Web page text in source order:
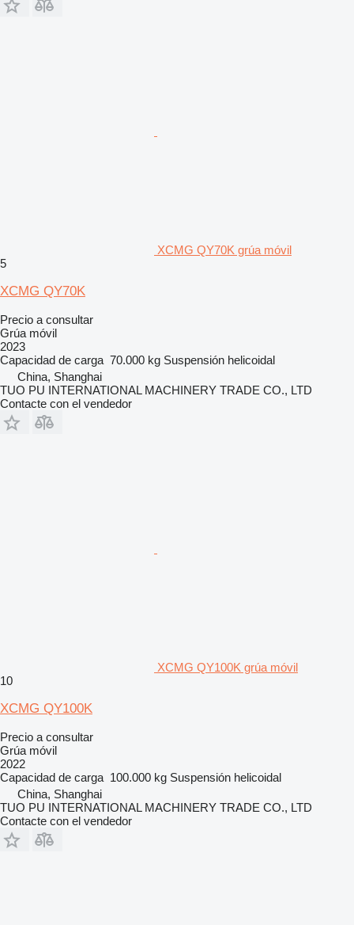
XCMG QY70K grúa móvil
5
XCMG QY70K
Precio a consultar
Grúa móvil
2023
Capacidad de carga 70.000 kg Suspensión helicoidal
China, Shanghai
TUO PU INTERNATIONAL MACHINERY TRADE CO., LTD
Contacte con el vendedor
XCMG QY100K grúa móvil
10
XCMG QY100K
Precio a consultar
Grúa móvil
2022
Capacidad de carga 100.000 kg Suspensión helicoidal
China, Shanghai
TUO PU INTERNATIONAL MACHINERY TRADE CO., LTD
Contacte con el vendedor